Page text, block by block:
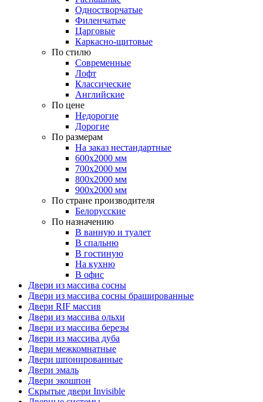
Одностворчатые
Филенчатые
Царговые
Каркасно-щитовые
По стилю
Современные
Лофт
Классические
Английские
По цене
Недорогие
Дорогие
По размерам
На заказ нестандартные
600х2000 мм
700х2000 мм
800х2000 мм
900х2000 мм
По стране производителя
Белорусские
По назначению
В ванную и туалет
В спальню
В гостиную
На кухню
В офис
Двери из массива сосны
Двери из массива сосны брашированные
Двери RIF массив
Двери из массива ольхи
Двери из массива березы
Двери из массива дуба
Двери межкомнатные
Двери шпонированные
Двери эмаль
Двери экошпон
Скрытые двери Invisible